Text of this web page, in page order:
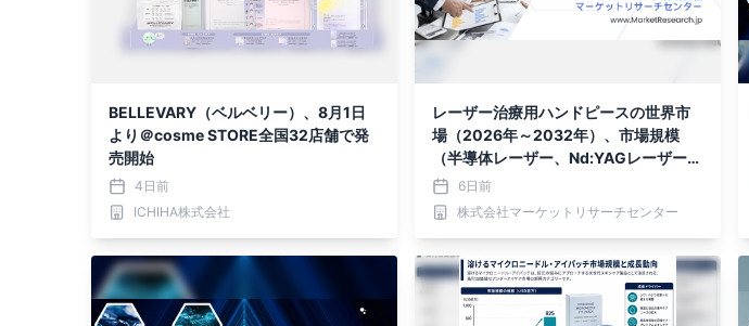
BELLEVARY（ベルベリー）、8月1日
より＠cosme STORE全国32店舗で発
売開始
4日前
ICHIHA株式会社
レーザー治療用ハンドピースの世界市
場（2026年～2032年）、市場規模
（半導体レーザー、Nd:YAGレーザー、
CO₂レーザー、ルビー/アレキサンドラ
イトレーザー、Er:YAGレーザー、フェ
ムト秒レーザー、ピコ秒レーザー）・
6日前
株式会社マーケットリサーチセンター